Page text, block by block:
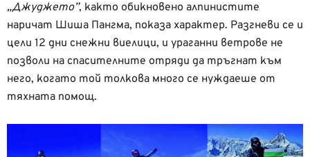
„Джуджето”, както обикновено алпинистите
наричат Шиша Пангма, показа характер. Разгневи се и
цели 12 дни снежни виелици, и ураганни ветрове не
позволи на спасителните отряди да тръгнат към
него, когато той толкова много се нуждаеше от
тяхната помощ.